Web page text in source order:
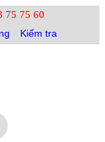
75 75 60
Kiểm tra